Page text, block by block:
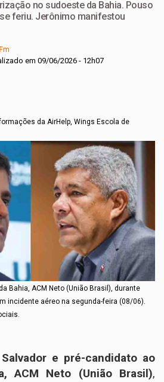
no sudoeste da Bahia. Pouso
feriu. Jerônimo manifestou
em 09/06/2026 - 12h07
da AirHelp, Wings Escola de
Bahia, ACM Neto (União Brasil), durante
incidente aéreo na segunda-feira (08/06).
e pré-candidato ao
ACM Neto (União Brasil),